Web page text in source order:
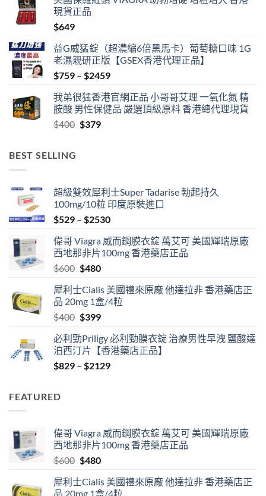
$489
現貨正品
$649
益G威猛錠（超濃縮6倍黑馬卡）葡萄糖口味 1G
老濕親研正版【GSEX香港代理正品】
$759 – $2459Price
$759
through
我弟很猛香港官網正品 小哥哥艾理 一氧化氮 精
胺酸 男性保健品 嚴選頂級原料 香港總代理現貨
$400 Original
$379Current
BEST SELLING
超級雙效犀利士Super Tadarise 勃起持久
100mg/10粒 印度原裝進口
$529 – $2530Price
$529
through
偉哥 Viagra 威而鋼膜衣錠 萬艾可 美國輝瑞原廠
西地那非片100mg 香港藥店正品
$600 Original
was:
$600.
$480Current
is:
$480.
犀利士Cialis 美國禮來原廠 他達拉非 香港藥店正
品 20mg 1盒/4粒
$400 Original
was:
$400.
$399Current
is:
$399.
必利勁Priligy 必利勁膜衣錠 治療男性早洩 鹽酸達
泊西汀片【香港藥店正品】
$829 – $2129Price
FEATURED
偉哥 Viagra 威而鋼膜衣錠 萬艾可 美國輝瑞原廠
西地那非片100mg 香港藥店正品
$600 Original
was:
$480Current
is:
犀利士Cialis 美國禮來原廠 他達拉非 香港藥店正
品 20mg 1盒/4粒